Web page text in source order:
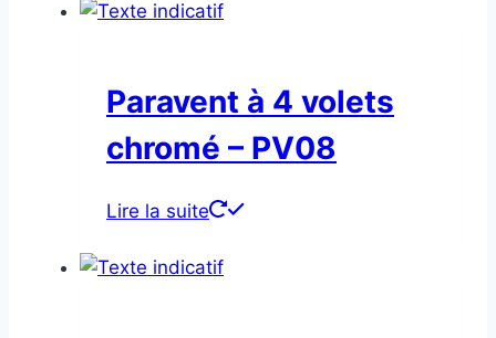
Paravent à 4 volets
chromé – PV08
Lire la suite